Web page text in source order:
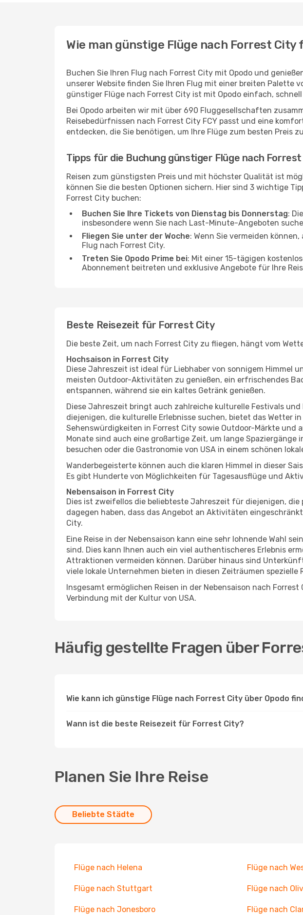
Wie man günstige Flüge nach Forrest City
Buchen Sie Ihren Flug nach Forrest City mit Opodo und
unserer Website finden Sie Ihren Flug mit einer breiten Palette
günstiger Flüge nach Forrest City ist mit Opodo einfach,
Bei Opodo arbeiten wir mit über 690 Fluggesellschaften
Reisebedürfnissen nach Forrest City FCY passt und eine
entdecken, die Sie benötigen, um Ihre Flüge zum besten Preis
Tipps für die Buchung günstiger Flüge nach
Reisen zum günstigsten Preis und mit höchster Qualität ist
können Sie die besten Optionen sichern. Hier sind 3 wichtige
Forrest City buchen:
Buchen Sie Ihre Tickets von Dienstag bis Donnerstag:
insbesondere wenn Sie nach Last-Minute-Angeboten
Fliegen Sie unter der Woche: Wenn Sie vermeiden
Flug nach Forrest City.
Treten Sie Opodo Prime bei: Mit einer 15-tägigen
Abonnement beitreten und exklusive Angebote für Ihre
Beste Reisezeit für Forrest City
Die beste Zeit, um nach Forrest City zu fliegen, hängt vom
Hochsaison in Forrest City
Diese Jahreszeit ist ideal für Liebhaber von sonnigem Himmel
meisten Outdoor-Aktivitäten zu genießen, ein erfrischendes
entspannen, während sie ein kaltes Getränk genießen.
Diese Jahreszeit bringt auch zahlreiche kulturelle Festivals
diejenigen, die kulturelle Erlebnisse suchen, bietet das Wetter
Sehenswürdigkeiten in Forrest City sowie Outdoor-Märkte und
Monate sind auch eine großartige Zeit, um lange
besuchen oder die Gastronomie von USA in einem schönen
Wanderbegeisterte können auch die klaren Himmel in dieser
Es gibt Hunderte von Möglichkeiten für Tagesausflüge und
Nebensaison in Forrest City
Dies ist zweifellos die beliebteste Jahreszeit für diejenigen,
dagegen haben, dass das Angebot an Aktivitäten
City.
Eine Reise in der Nebensaison kann eine sehr lohnende Wahl
sind. Dies kann Ihnen auch ein viel authentischeres Erlebnis
Attraktionen vermeiden können. Darüber hinaus sind
viele lokale Unternehmen bieten in diesen Zeiträumen spezielle
Insgesamt ermöglichen Reisen in der Nebensaison nach
Verbindung mit der Kultur von USA.
Häufig gestellte Fragen über
Wie kann ich günstige Flüge nach Forrest City über Opodo
Wann ist die beste Reisezeit für Forrest City?
Planen Sie Ihre Reise
Beliebte Städte
Flüge nach Helena Flüge nach
Flüge nach Stuttgart Flüge nach
Flüge nach Jonesboro Flüge nach